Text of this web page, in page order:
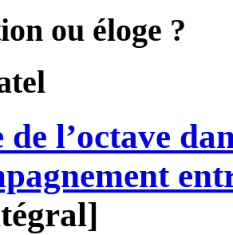
ou éloge ?
l’octave